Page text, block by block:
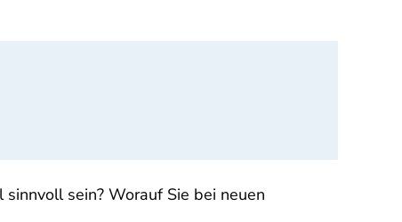
sein? Worauf Sie bei neuen